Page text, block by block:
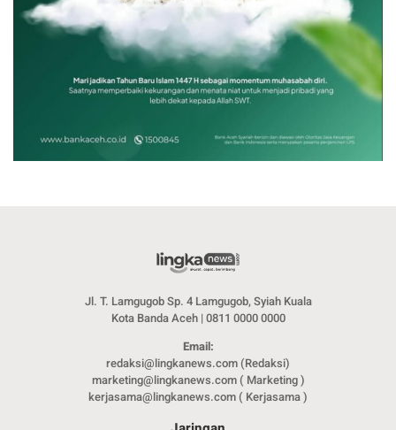
Jl. T. Lamgugob Sp. 4 Lamgugob, Syiah Kuala
Kota Banda Aceh | 0811 0000 0000
Email:
redaksi@lingkanews.com (Redaksi)
marketing@lingkanews.com ( Marketing )
kerjasama@lingkanews.com ( Kerjasama )